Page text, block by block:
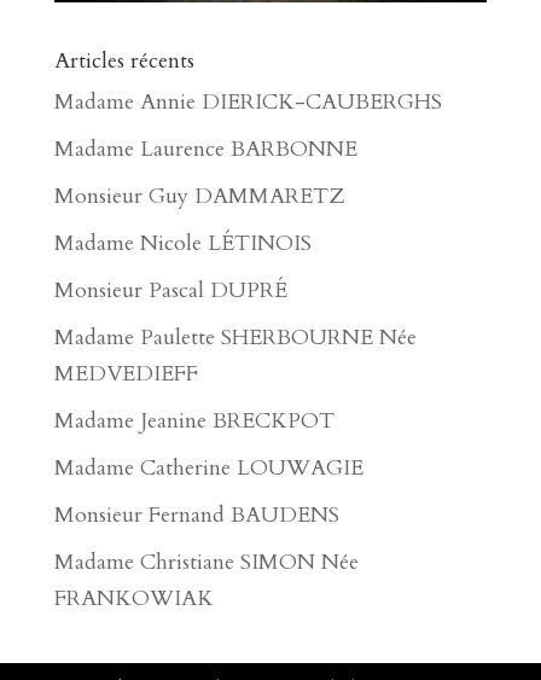
Articles récents
Madame Annie DIERICK-CAUBERGHS
Madame Laurence BARBONNE
Monsieur Guy DAMMARETZ
Madame Nicole LÉTINOIS
Monsieur Pascal DUPRÉ
Madame Paulette SHERBOURNE Née
MEDVEDIEFF
Madame Jeanine BRECKPOT
Madame Catherine LOUWAGIE
Monsieur Fernand BAUDENS
Madame Christiane SIMON Née
FRANKOWIAK